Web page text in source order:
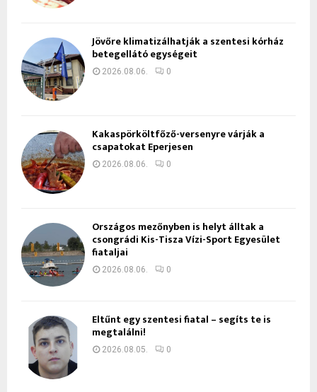
Jövőre klimatizálhatják a szentesi kórház
betegellátó egységeit
2026.08.06. 0
Kakaspörköltfőző-versenyre várják a
csapatokat Eperjesen
2026.08.06. 0
Országos mezőnyben is helyt álltak a
csongrádi Kis-Tisza Vízi-Sport Egyesület
fiataljai
2026.08.06. 0
Eltűnt egy szentesi fiatal – segíts te is
megtalálni!
2026.08.05. 0